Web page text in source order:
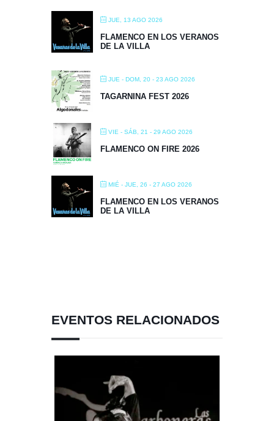
JUE, 13 AGO 2026
FLAMENCO EN LOS VERANOS
DE LA VILLA
JUE - DOM, 20 - 23 AGO 2026
TAGARNINA FEST 2026
VIE - SÁB, 21 - 29 AGO 2026
FLAMENCO ON FIRE 2026
MIÉ - JUE, 26 - 27 AGO 2026
FLAMENCO EN LOS VERANOS
DE LA VILLA
EVENTOS RELACIONADOS